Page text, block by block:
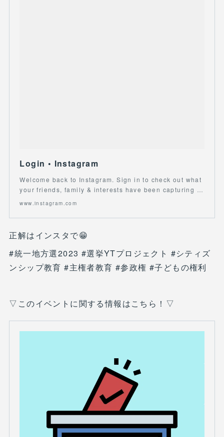
Login • Instagram
Welcome back to Instagram. Sign in to check out what
your friends, family & interests have been capturing …
www.instagram.com
正解はインスタで😁
#統一地方選2023 #選挙YTプロジェクト #シティズ
ンシップ教育 #主権者教育 #参政権 #子どもの権利
▽このイベントに関する情報はこちら！▽